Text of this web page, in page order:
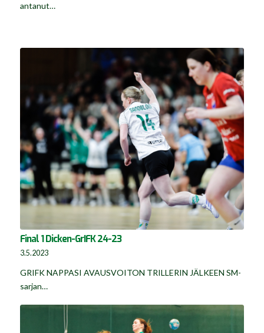
antanut…
Final 1 Dicken-GrIFK 24-23
3.5.2023
GRIFK NAPPASI AVAUSVOITON TRILLERIN JÄLKEEN SM-
sarjan…